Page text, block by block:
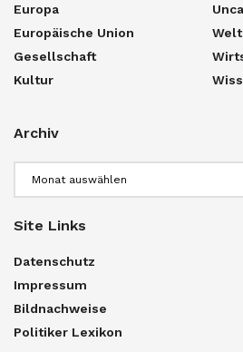
Europa
Europäische Union
Gesellschaft
Kultur
Archiv
Site Links
Datenschutz
Impressum
Bildnachweise
Politiker Lexikon